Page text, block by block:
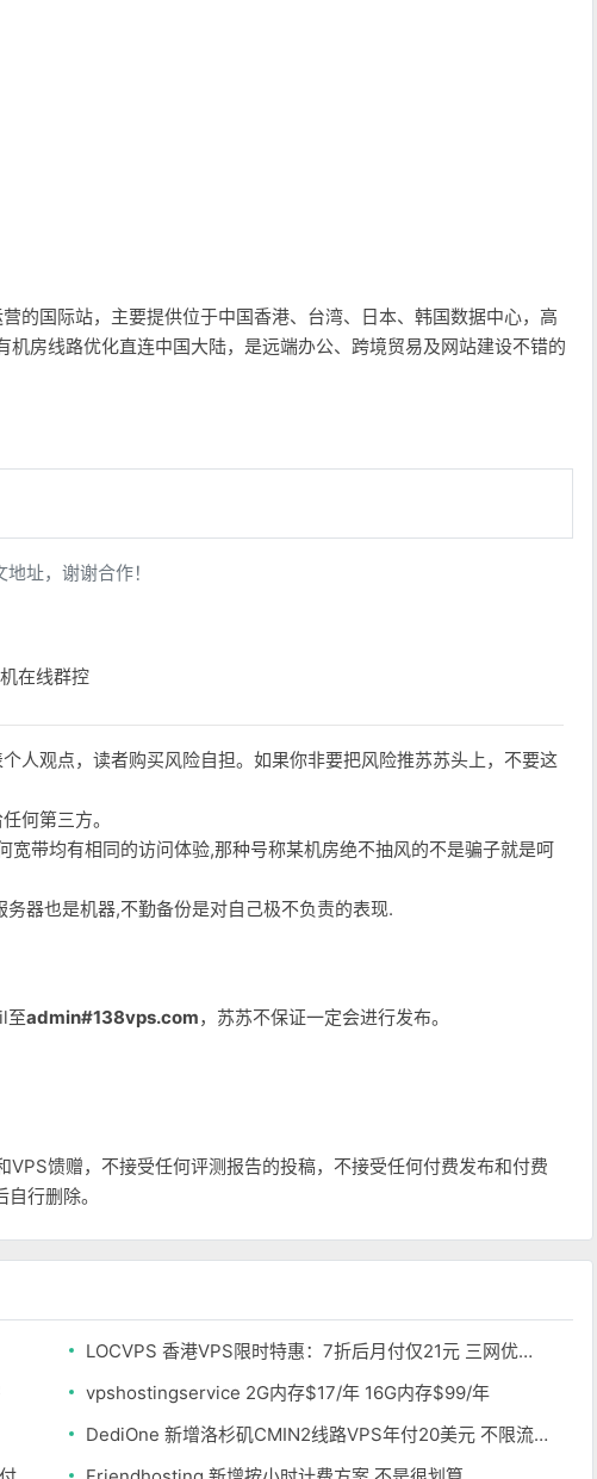
的国际站，主要提供位于中国香港、台湾、日本、韩国数据中心，高
房线路优化直连中国大陆，是远端办公、跨境贸易及网站建设不错的
址，谢谢合作！
在线群控
人观点，读者购买风险自担。如果你非要把风险推苏苏头上，不要这
何第三方。
带均有相同的访问体验,那种号称某机房绝不抽风的不是骗子就是呵
器也是机器,不勤备份是对自己极不负责的表现.
至admin#138vps.com，苏苏不保证一定会进行发布。
馈赠，不接受任何评测报告的投稿，不接受任何付费发布和付费
行删除。
LOCVPS 香港VPS限时特惠：7折后月付仅21元 三网优化BGP线路 可选原生IP
vpshostingservice 2G内存$17/年 16G内存$99/年
DediOne 新增洛杉矶CMIN2线路VPS年付20美元 不限流量